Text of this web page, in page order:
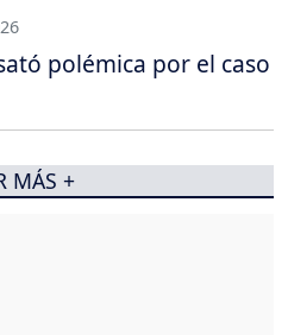
polémica por el caso
MÁS +